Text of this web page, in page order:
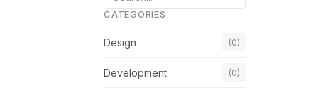
CATEGORIES
Design (0)
Development (0)